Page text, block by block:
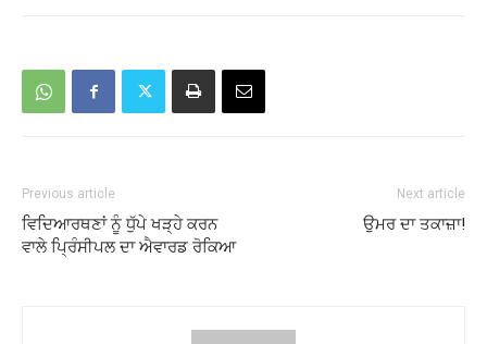
Previous article
ਵਿਦਿਆਰਥਣਾਂ ਨੂੰ ਧੁੱਪੇ ਖੜ੍ਹੇ ਕਰਨ
ਵਾਲੇ ਪਿ੍ਰੰਸੀਪਲ ਦਾ ਐਵਾਰਡ ਰੋਕਿਆ
Next article
ਉਮਰ ਦਾ ਤਕਾਜ਼ਾ!